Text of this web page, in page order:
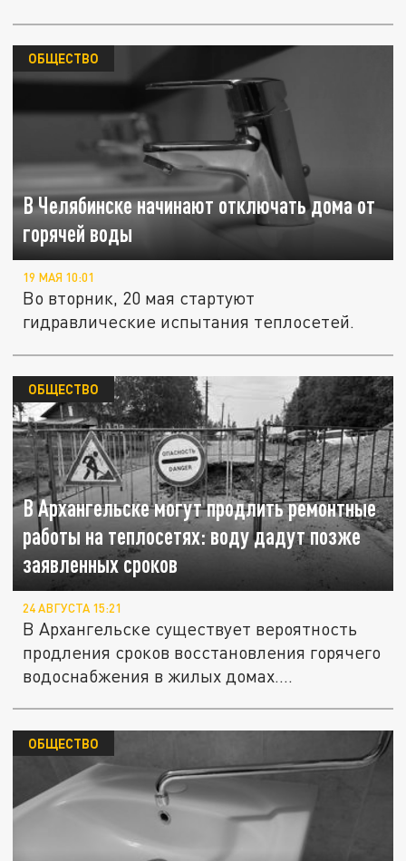
В Челябинске начинают отключать дома от
горячей воды
ОБЩЕСТВО
19 МАЯ 10:01
Во вторник, 20 мая стартуют
гидравлические испытания теплосетей.
В Архангельске могут продлить ремонтные
работы на теплосетях: воду дадут позже
заявленных сроков
ОБЩЕСТВО
24 АВГУСТА 15:21
В Архангельске существует вероятность
продления сроков восстановления горячего
водоснабжения в жилых домах....
ОБЩЕСТВО